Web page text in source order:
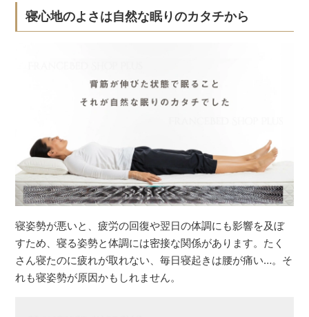
寝心地のよさは自然な眠りのカタチから
寝姿勢が悪いと、疲労の回復や翌日の体調にも影響を及ぼ
すため、寝る姿勢と体調には密接な関係があります。たく
さん寝たのに疲れが取れない、毎日寝起きは腰が痛い…。そ
れも寝姿勢が原因かもしれません。